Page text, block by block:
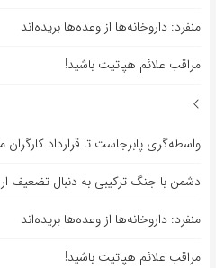
منفرد: داروخانه‌ها از وعده‌ها بریده‌اند
مراقب علائم هپاتیت باشید!
واسطه‌گری پابرجاست تا قرارداد کارگران
دشمن با جنگ ترکیبی به دنبال تضعیف
منفرد: داروخانه‌ها از وعده‌ها بریده‌اند
مراقب علائم هپاتیت باشید!